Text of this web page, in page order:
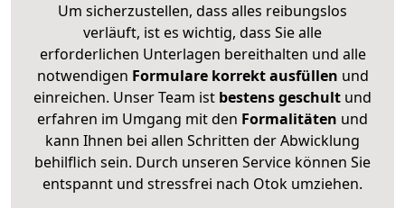
Um sicherzustellen, dass alles reibungslos
verläuft, ist es wichtig, dass Sie alle
erforderlichen Unterlagen bereithalten und alle
notwendigen Formulare korrekt ausfüllen und
einreichen. Unser Team ist bestens geschult und
erfahren im Umgang mit den Formalitäten und
kann Ihnen bei allen Schritten der Abwicklung
behilflich sein. Durch unseren Service können Sie
entspannt und stressfrei nach Otok umziehen.